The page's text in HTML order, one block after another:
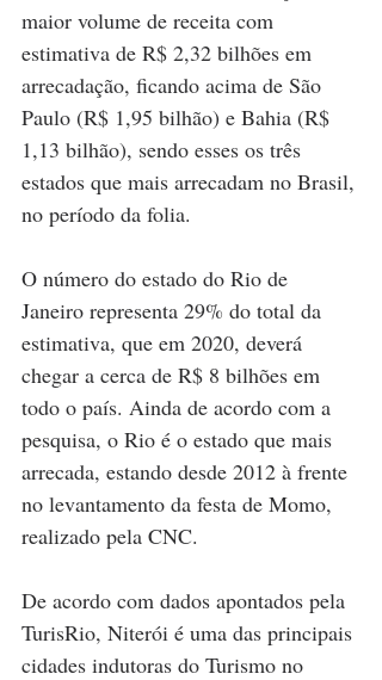
maior volume de receita com
estimativa de R$ 2,32 bilhões em
arrecadação, ficando acima de São
Paulo (R$ 1,95 bilhão) e Bahia (R$
1,13 bilhão), sendo esses os três
estados que mais arrecadam no Brasil,
no período da folia.
O número do estado do Rio de
Janeiro representa 29% do total da
estimativa, que em 2020, deverá
chegar a cerca de R$ 8 bilhões em
todo o país. Ainda de acordo com a
pesquisa, o Rio é o estado que mais
arrecada, estando desde 2012 à frente
no levantamento da festa de Momo,
realizado pela CNC.
De acordo com dados apontados pela
TurisRio, Niterói é uma das principais
cidades indutoras do Turismo no